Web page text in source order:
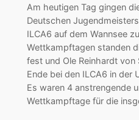
Am heutigen Tag gingen
Deutschen
ILCA6 auf dem Wannsee
Wettkampftagen standen
fest und Ole Reinhardt
Ende bei den ILCA6 in der
Es waren 4 anstrengende
Wettkampftage für die